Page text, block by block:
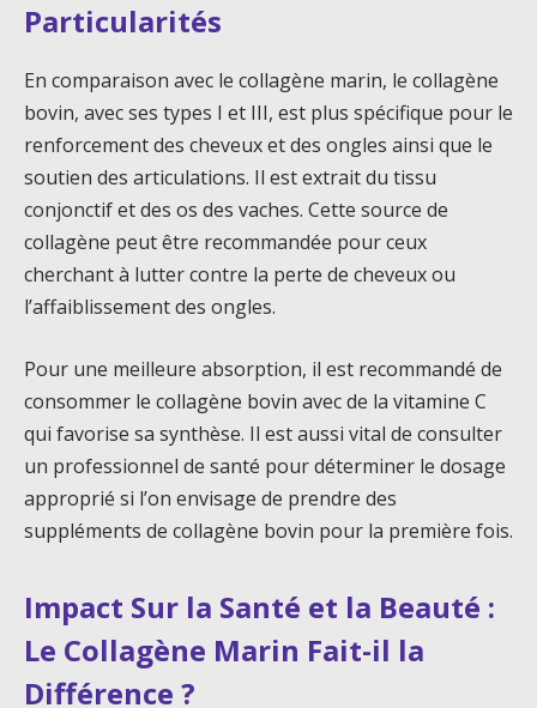
Particularités
En comparaison avec le collagène marin, le collagène
bovin, avec ses types I et III, est plus spécifique pour le
renforcement des cheveux et des ongles ainsi que le
soutien des articulations. Il est extrait du tissu
conjonctif et des os des vaches. Cette source de
collagène peut être recommandée pour ceux
cherchant à lutter contre la perte de cheveux ou
l’affaiblissement des ongles.
Pour une meilleure absorption, il est recommandé de
consommer le collagène bovin avec de la vitamine C
qui favorise sa synthèse. Il est aussi vital de consulter
un professionnel de santé pour déterminer le dosage
approprié si l’on envisage de prendre des
suppléments de collagène bovin pour la première fois.
Impact Sur la Santé et la Beauté :
Le Collagène Marin Fait-il la
Différence ?